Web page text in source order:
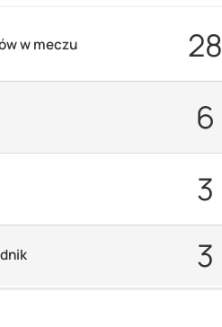
w meczu 28
6
3
3